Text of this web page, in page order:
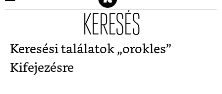
KERESÉS
Keresési találatok „orokles”
Kifejezésre